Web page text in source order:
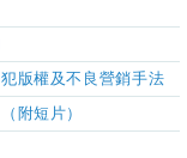
版權及不良營銷手法
附短片）